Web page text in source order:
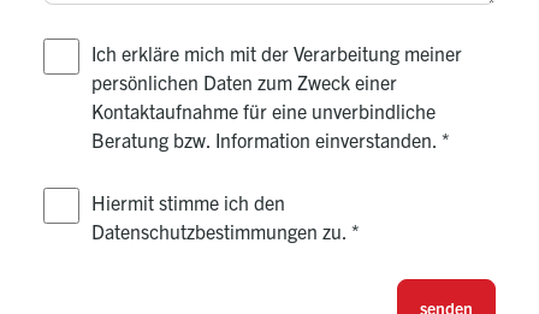
Ich erkläre mich mit der Verarbeitung meiner
persönlichen Daten zum Zweck einer
Kontaktaufnahme für eine unverbindliche
Beratung bzw. Information einverstanden. *
Hiermit stimme ich den
Datenschutzbestimmungen zu. *
senden